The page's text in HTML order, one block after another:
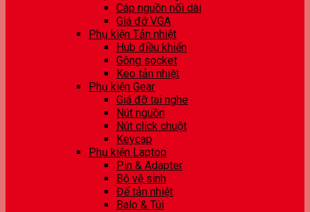
Cáp nguồn nối dài
Giá đỡ VGA
Phụ kiện Tản nhiệt
Hub điều khiển
Gông socket
Keo tản nhiệt
Phụ kiện Gear
Giá đỡ tai nghe
Nút nguồn
Nút click chuột
Keycap
Phụ kiện Laptop
Pin & Adapter
Bộ vệ sinh
Đế tản nhiệt
Balo & Túi